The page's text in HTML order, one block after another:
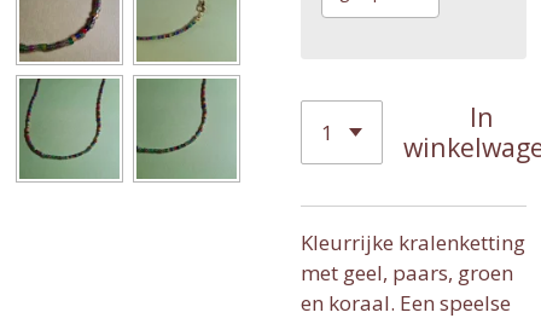
In
Kleurrijke kralenketting
met geel, paars, groen
en koraal. Een speelse